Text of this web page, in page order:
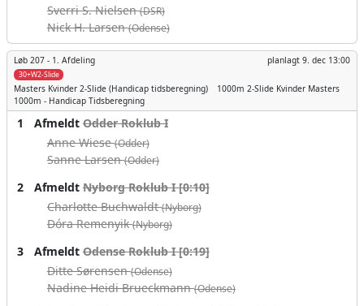
Sverri S. Nielsen(DSR)
Nick H. Larsen(Odense)
Løb 207 - 1. Afdeling planlagt 9. dec 13:00
30+W2-Slide
Masters Kvinder 2-Slide (Handicap tidsberegning) 1000m 2-Slide Kvinder Masters
1000m - Handicap Tidsberegning
1 AfmeldtOdder Roklub I
Anne Wiese(Odder)
Sanne Larsen(Odder)
2 AfmeldtNyborg Roklub I [0:10]
Charlotte Buchwaldt(Nyborg)
Dóra Remenyik(Nyborg)
3 AfmeldtOdense Roklub I [0:19]
Ditte Sørensen(Odense)
Nadine Heidi Brueckmann(Odense)